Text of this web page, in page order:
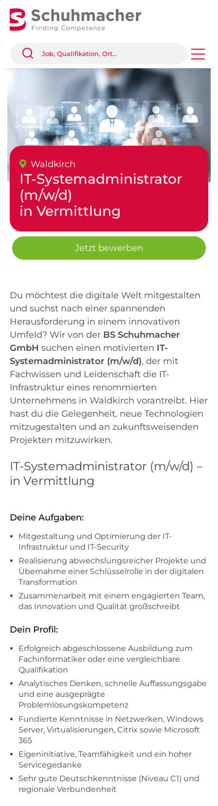
Waldkirch
IT-Systemadministrator
(m/w/d)
in Vermittlung
Jetzt bewerben
Du möchtest die digitale Welt mitgestalten
und suchst nach einer spannenden
Herausforderung in einem innovativen
Umfeld? Wir von der BS Schuhmacher
GmbH suchen einen motivierten IT-
Systemadministrator (m/w/d), der mit
Fachwissen und Leidenschaft die IT-
Infrastruktur eines renommierten
Unternehmens in Waldkirch vorantreibt. Hier
hast du die Gelegenheit, neue Technologien
mitzugestalten und an zukunftsweisenden
Projekten mitzuwirken.
IT-Systemadministrator (m/w/d) –
in Vermittlung
Deine Aufgaben:
Mitgestaltung und Optimierung der IT-
Infrastruktur und IT-Security
Realisierung abwechslungsreicher Projekte und
Übernahme einer Schlüsselrolle in der digitalen
Transformation
Zusammenarbeit mit einem engagierten Team,
das Innovation und Qualität großschreibt
Dein Profil:
Erfolgreich abgeschlossene Ausbildung zum
Fachinformatiker oder eine vergleichbare
Qualifikation
Analytisches Denken, schnelle Auffassungsgabe
und eine ausgeprägte
Problemlösungskompetenz
Fundierte Kenntnisse in Netzwerken, Windows
Server, Virtualisierungen, Citrix sowie Microsoft
365
Eigeninitiative, Teamfähigkeit und ein hoher
Servicegedanke
Sehr gute Deutschkenntnisse (Niveau C1) und
regionale Verbundenheit